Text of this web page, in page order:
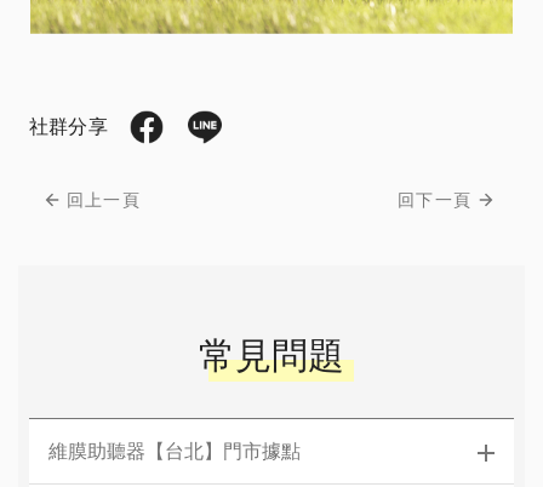
社群分享
回上一頁 回下一頁
常見問題
維膜助聽器【台北】門市據點